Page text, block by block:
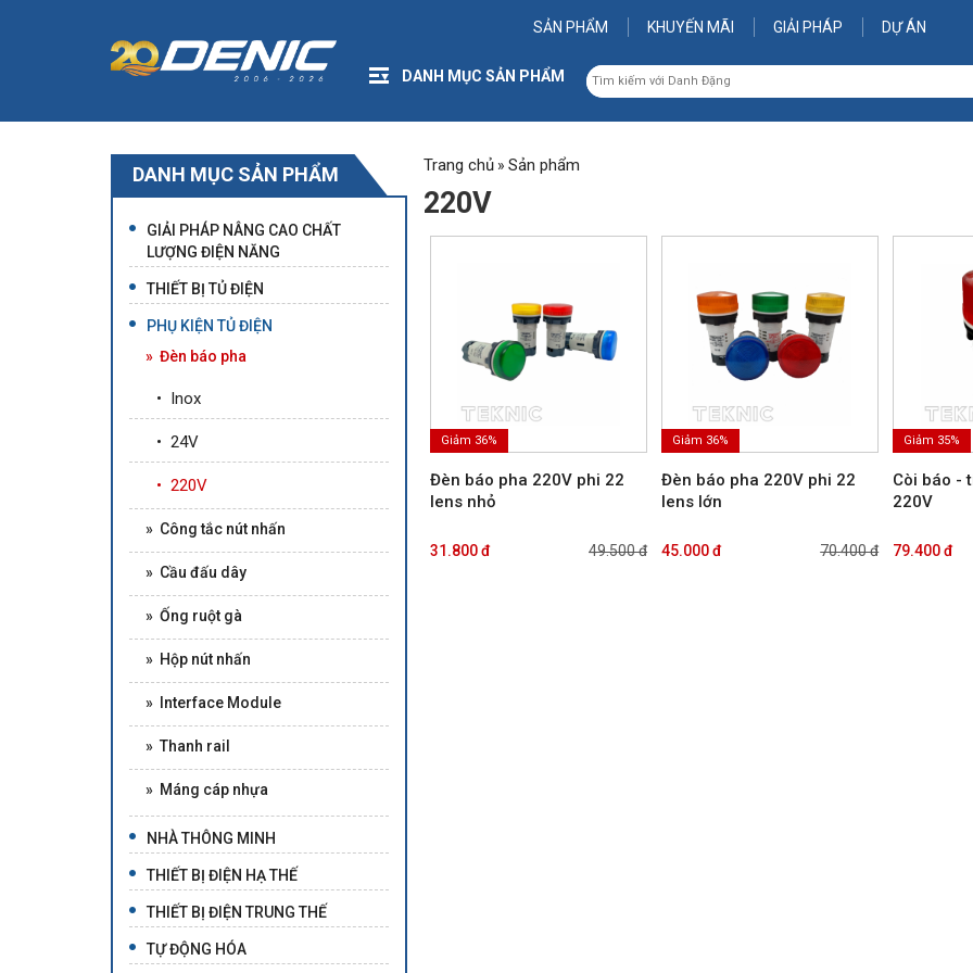
SẢN PHẨM KHUYẾN MÃI GIẢI PHÁP DỰ ÁN
DANH MỤC SẢN PHẨM
DANH MỤC SẢN PHẨM
GIẢI PHÁP NÂNG CAO CHẤT
LƯỢNG ĐIỆN NĂNG
THIẾT BỊ TỦ ĐIỆN
PHỤ KIỆN TỦ ĐIỆN
» Đèn báo pha
• Inox
• 24V
• 220V
» Công tắc nút nhấn
» Cầu đấu dây
» Ống ruột gà
» Hộp nút nhấn
» Interface Module
» Thanh rail
» Máng cáp nhựa
NHÀ THÔNG MINH
THIẾT BỊ ĐIỆN HẠ THẾ
THIẾT BỊ ĐIỆN TRUNG THẾ
TỰ ĐỘNG HÓA
Trang chủ» Sản phẩm
220V
Giảm 36%
Đèn báo pha 220V phi 22
lens nhỏ
31.800 đ 49.500 đ
Giảm 36%
Đèn báo pha 220V phi 22
lens lớn
45.000 đ 70.400 đ
Giảm 35%
Còi báo -
220V
79.400 đ